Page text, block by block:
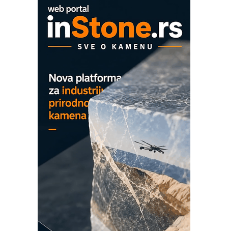
Detekcija različitih oblika
MAREX - Lim i mašine za savremena
rešenja
Marcom-plast d.o.o.- vaš pouzdan
CTO - Prilagodite svoju toplinsku
obradu!